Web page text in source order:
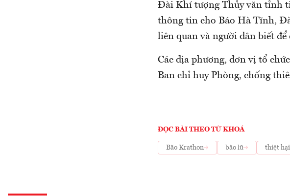
Đài Khí tượng Thủy văn tỉnh
thông tin cho Báo Hà Tĩnh,
liên quan và người dân biết
Các địa phương, đơn vị tổ
Ban chỉ huy Phòng, chống
ĐỌC BÀI THEO TỪ KHOÁ
Bão Krathon bão lũ thiệt